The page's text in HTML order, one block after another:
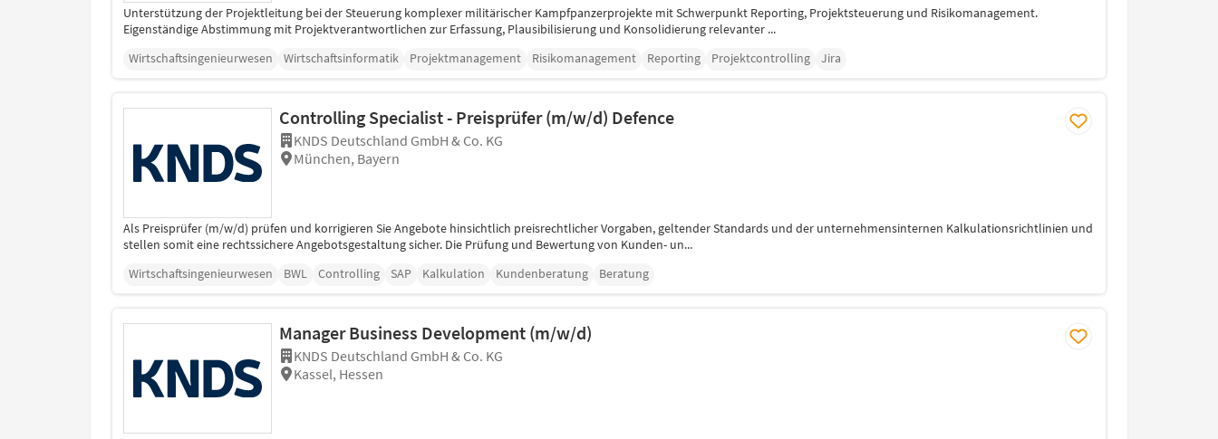
Unterstützung der Projektleitung bei der Steuerung komplexer militärischer Kampfpanzerprojekte mit Schwerpunkt Reporting, Projektsteuerung und Risikomanagement.
Eigenständige Abstimmung mit Projektverantwortlichen zur Erfassung, Plausibilisierung und Konsolidierung relevanter ...
Wirtschaftsingenieurwesen
Wirtschaftsinformatik Projektmanagement Risikomanagement Reporting Projektcontrolling Jira
Controlling Specialist - Preisprüfer (m/w/d) Defence
KNDS Deutschland GmbH & Co. KG
München, Bayern
Als Preisprüfer (m/w/d) prüfen und korrigieren Sie Angebote hinsichtlich preisrechtlicher Vorgaben, geltender Standards und der unternehmensinternen Kalkulationsrichtlinien und
stellen somit eine rechtssichere Angebotsgestaltung sicher. Die Prüfung und Bewertung von Kunden- un...
Wirtschaftsingenieurwesen
BWL Controlling SAP Kalkulation Kundenberatung Beratung
Manager Business Development (m/w/d)
KNDS Deutschland GmbH & Co. KG
Kassel, Hessen